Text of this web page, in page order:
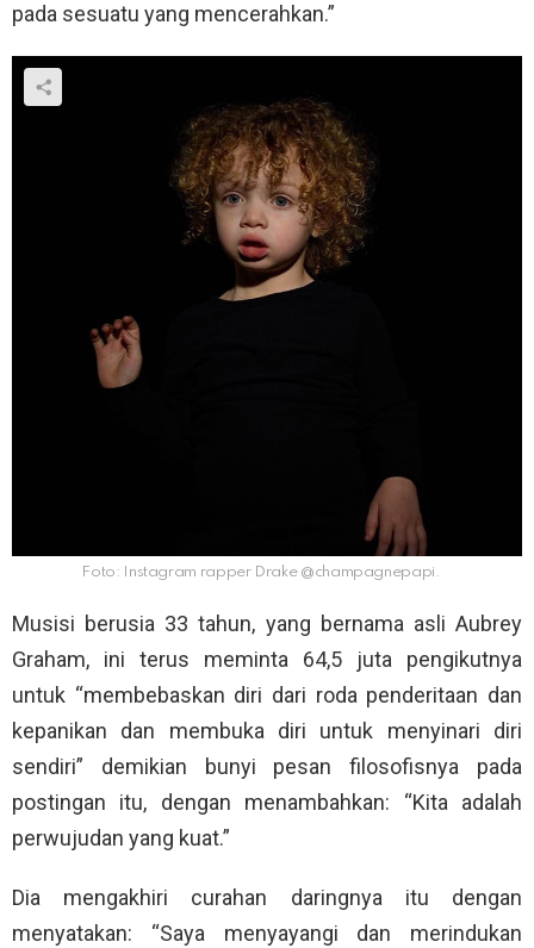
pada sesuatu yang mencerahkan.”
Foto: Instagram rapper Drake @champagnepapi.
Musisi berusia 33 tahun, yang bernama asli Aubrey
Graham, ini terus meminta 64,5 juta pengikutnya
untuk “membebaskan diri dari roda penderitaan dan
kepanikan dan membuka diri untuk menyinari diri
sendiri” demikian bunyi pesan filosofisnya pada
postingan itu, dengan menambahkan: “Kita adalah
perwujudan yang kuat.”
Dia mengakhiri curahan daringnya itu dengan
menyatakan: “Saya menyayangi dan merindukan